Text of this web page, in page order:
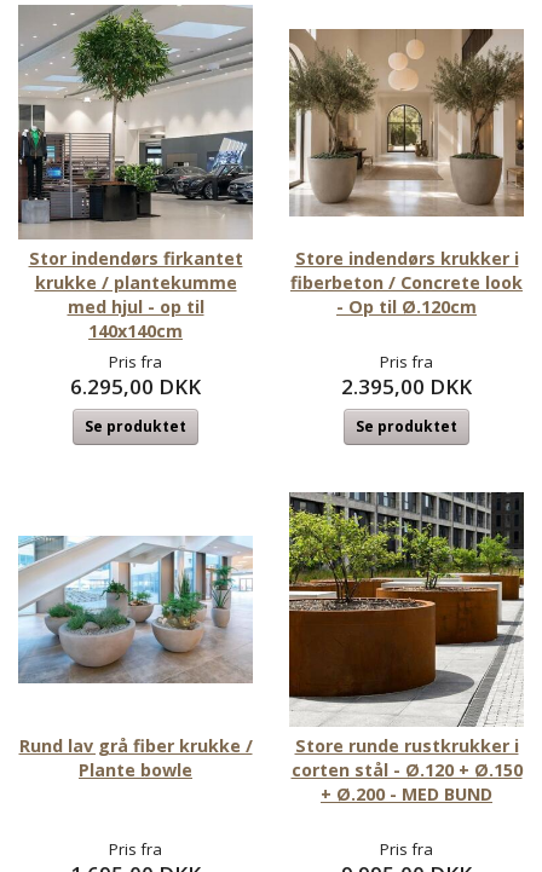
Stor indendørs firkantet
krukke / plantekumme
med hjul - op til
140x140cm
Pris fra
6.295,00 DKK
Se produktet
Store indendørs krukker i
fiberbeton / Concrete look
- Op til Ø.120cm
Pris fra
2.395,00 DKK
Se produktet
Rund lav grå fiber krukke /
Plante bowle
Pris fra
Store runde rustkrukker i
corten stål - Ø.120 + Ø.150
+ Ø.200 - MED BUND
Pris fra